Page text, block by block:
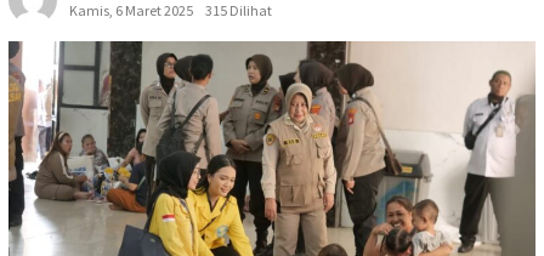
Kamis, 6 Maret 2025
315 Dilihat